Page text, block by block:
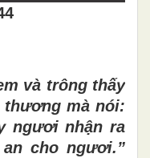
và trông thấy
thương mà nói:
ngươi nhận ra
cho ngươi.”